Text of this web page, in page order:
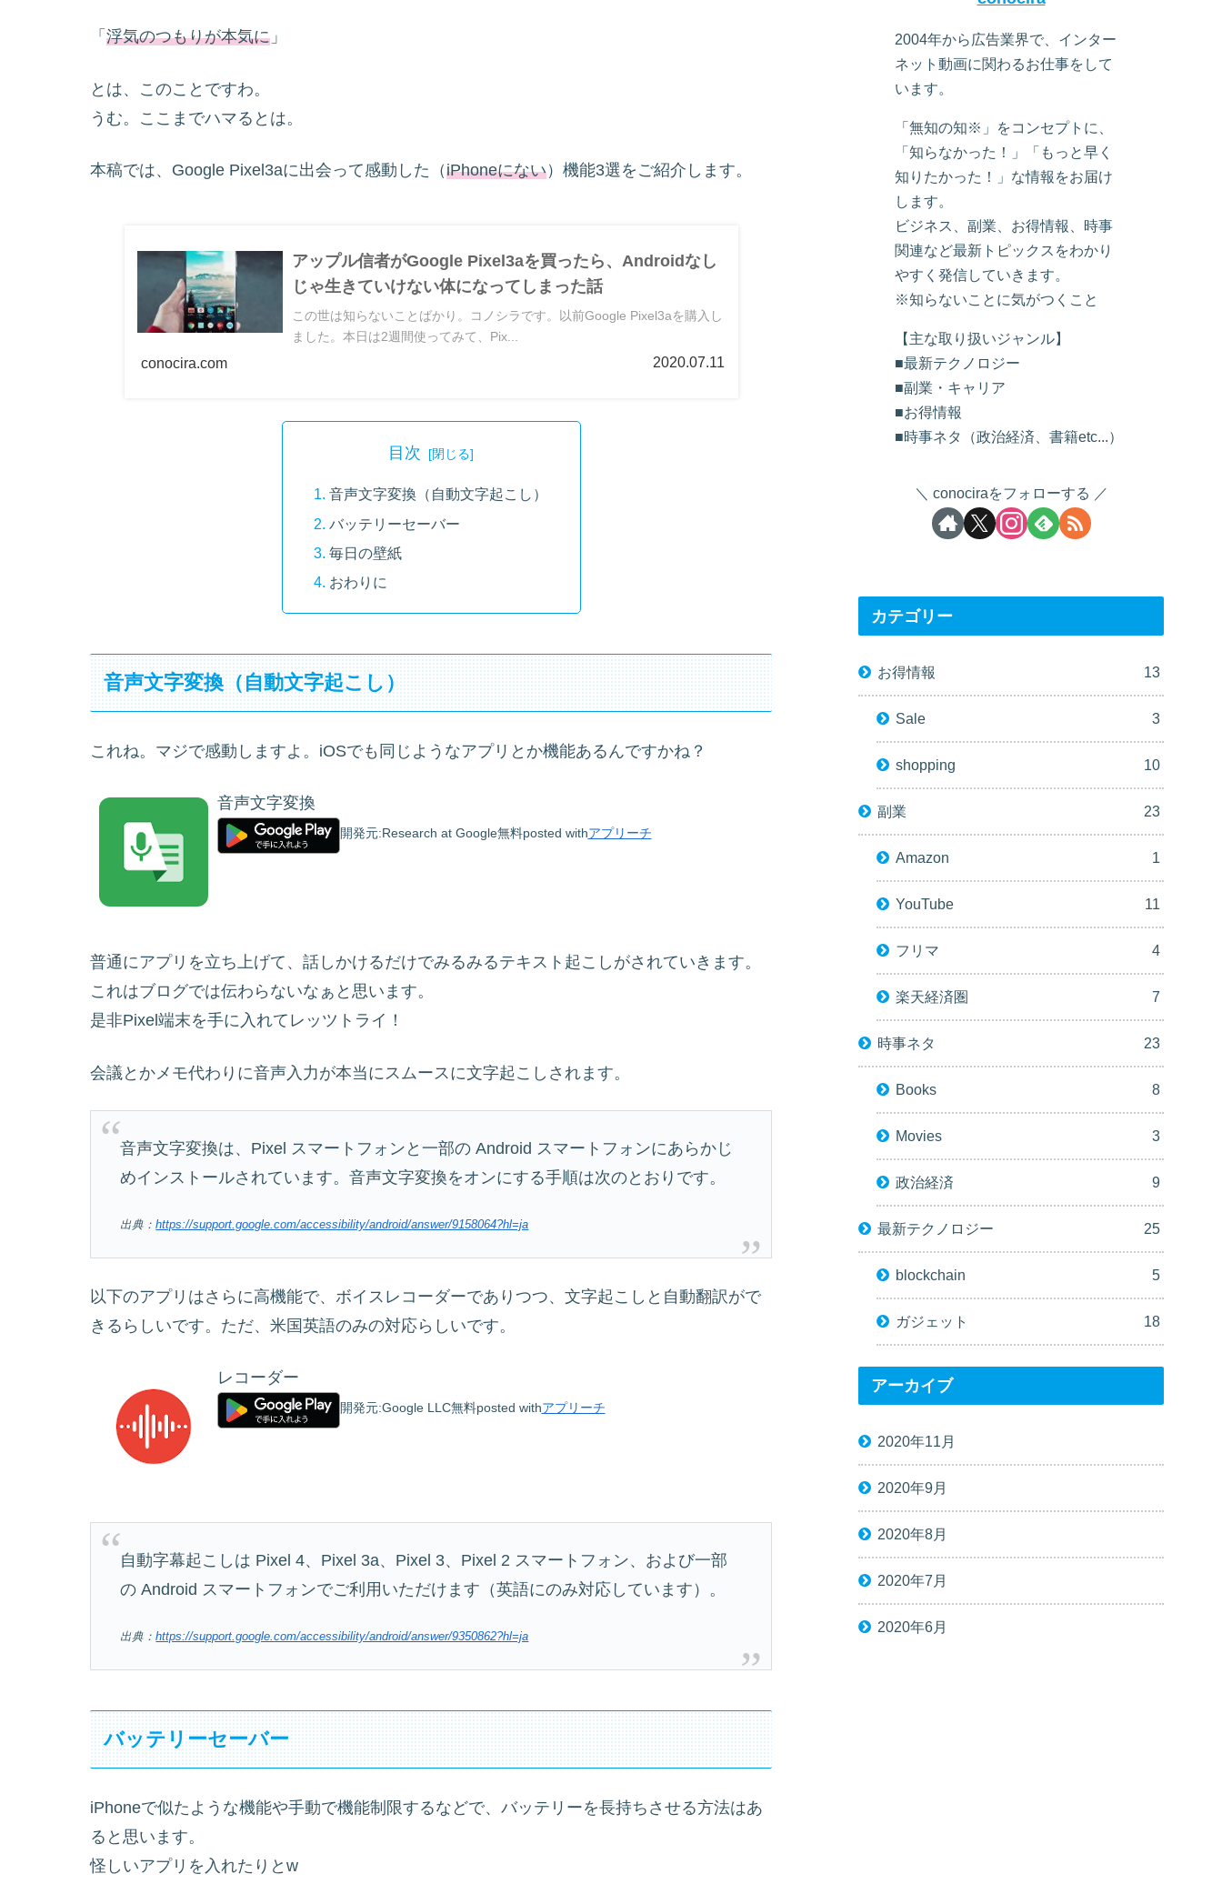
「 浮気のつもりが本気に 」
とは、このことですわ。
うむ。ここまでハマるとは。
本稿では、Google Pixel3aに出会って感動した（iPhoneにない）機能3選をご紹介します。
アップル信者がGoogle Pixel3aを買ったら、Androidなし
じゃ生きていけない体になってしまった話
この世は知らないことばかり。コノシラです。以前Google Pixel3aを購入し
ました。本日は2週間使ってみて、Pix...
conocira.com 2020.07.11
目次
音声文字変換（自動文字起こし）
バッテリーセーバー
毎日の壁紙
おわりに
音声文字変換（自動文字起こし）
これね。マジで感動しますよ。iOSでも同じようなアプリとか機能あるんですかね？
音声文字変換
開発元:Research at Google無料posted withアプリーチ
普通にアプリを立ち上げて、話しかけるだけでみるみるテキスト起こしがされていきます。
これはブログでは伝わらないなぁと思います。
是非Pixel端末を手に入れてレッツトライ！
会議とかメモ代わりに音声入力が本当にスムースに文字起こしされます。
音声文字変換は、Pixel スマートフォンと一部の Android スマートフォンにあらかじ
めインストールされています。音声文字変換をオンにする手順は次のとおりです。
出典：https://support.google.com/accessibility/android/answer/9158064?hl=ja
以下のアプリはさらに高機能で、ボイスレコーダーでありつつ、文字起こしと自動翻訳がで
きるらしいです。ただ、米国英語のみの対応らしいです。
レコーダー
開発元:Google LLC無料posted withアプリーチ
自動字幕起こしは Pixel 4、Pixel 3a、Pixel 3、Pixel 2 スマートフォン、および一部
の Android スマートフォンでご利用いただけます（英語にのみ対応しています）。
出典：https://support.google.com/accessibility/android/answer/9350862?hl=ja
バッテリーセーバー
iPhoneで似たような機能や手動で機能制限するなどで、バッテリーを長持ちさせる方法はあ
ると思います。
怪しいアプリを入れたりとw
2004年から広告業界で、インター
ネット動画に関わるお仕事をして
います。
「無知の知※」をコンセプトに、
「知らなかった！」「もっと早く
知りたかった！」な情報をお届け
します。
ビジネス、副業、お得情報、時事
関連など最新トピックスをわかり
やすく発信していきます。
※知らないことに気がつくこと
【主な取り扱いジャンル】
■最新テクノロジー
■副業・キャリア
■お得情報
■時事ネタ（政治経済、書籍etc...）
conociraをフォローする
カテゴリー
お得情報 13
Sale 3
shopping 10
副業 23
Amazon 1
YouTube 11
フリマ 4
楽天経済圏 7
時事ネタ 23
Books 8
Movies 3
政治経済 9
最新テクノロジー 25
blockchain 5
ガジェット 18
アーカイブ
2020年11月
2020年9月
2020年8月
2020年7月
2020年6月